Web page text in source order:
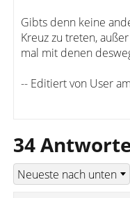
Gibts denn keine
Kreuz zu treten,
mal mit denen
-- Editiert von User
34